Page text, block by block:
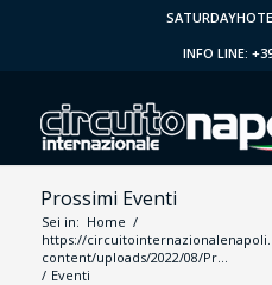
INFO LINE:
Prossimi Eventi
Sei in: Home /
https://
content/uploads/2022/08/Pr...
/ Eventi